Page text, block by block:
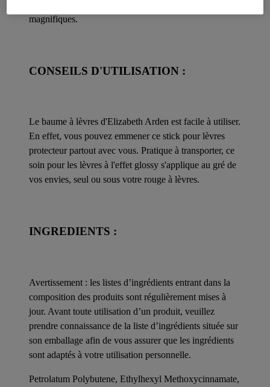
magnifiques.
CONSEILS D'UTILISATION :
Le baume à lèvres d'Elizabeth Arden est facile à utiliser.
En effet, vous pouvez emmener ce stick pour lèvres
protecteur partout avec vous. Pratique à transporter, ce
soin pour les lèvres à l'effet glossy s'applique au gré de
vos envies, seul ou sous votre rouge à lèvres.
INGREDIENTS :
Avertissement : les listes d’ingrédients entrant dans la
composition des produits sont régulièrement mises à
jour. Avant toute utilisation d’un produit, veuillez
prendre connaissance de la liste d’ingrédients située sur
son emballage afin de vous assurer que les ingrédients
sont adaptés à votre utilisation personnelle.
Petrolatum Polybutene, Ethylhexyl Methoxycinnamate,